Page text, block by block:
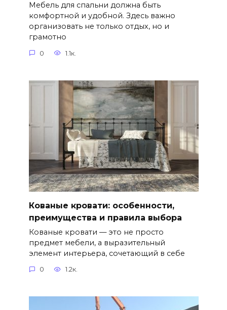
Мебель для спальни должна быть
комфортной и удобной. Здесь важно
организовать не только отдых, но и
грамотно
0 1.1к.
Кованые кровати: особенности,
преимущества и правила выбора
Кованые кровати — это не просто
предмет мебели, а выразительный
элемент интерьера, сочетающий в себе
0 1.2к.